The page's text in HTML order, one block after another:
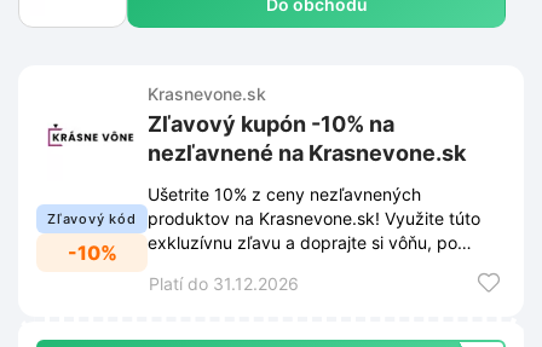
Do obchodu
Zľavový kód
-10%
Krasnevone.sk
Zľavový kupón -10% na
nezľavnené na Krasnevone.sk
Ušetrite 10% z ceny nezľavnených
produktov na Krasnevone.sk! Využite túto
exkluzívnu zľavu a doprajte si vôňu, po
Platí do 31.12.2026